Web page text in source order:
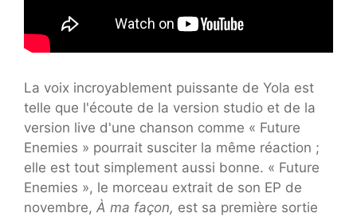
La voix incroyablement puissante de Yola est
telle que l'écoute de la version studio et de la
version live d'une chanson comme « Future
Enemies » pourrait susciter la même réaction ;
elle est tout simplement aussi bonne. « Future
Enemies », le morceau extrait de son EP de
novembre, À ma façon, est sa première sortie